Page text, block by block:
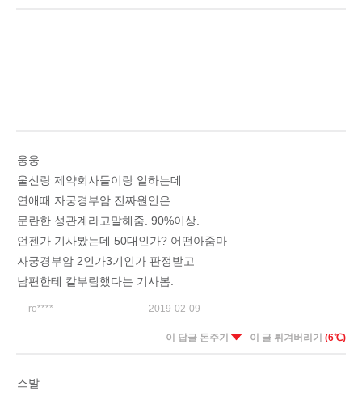
웅웅
울신랑 제약회사들이랑 일하는데
연애때 자궁경부암 진짜원인은
문란한 성관계라고말해줌. 90%이상.
언젠가 기사봤는데 50대인가? 어떤아줌마
자궁경부암 2인가3기인가 판정받고
남편한테 칼부림했다는 기사봄.
ro**** 2019-02-09
이 답글 돈주기 이 글 튀겨버리기 (6℃)
스발